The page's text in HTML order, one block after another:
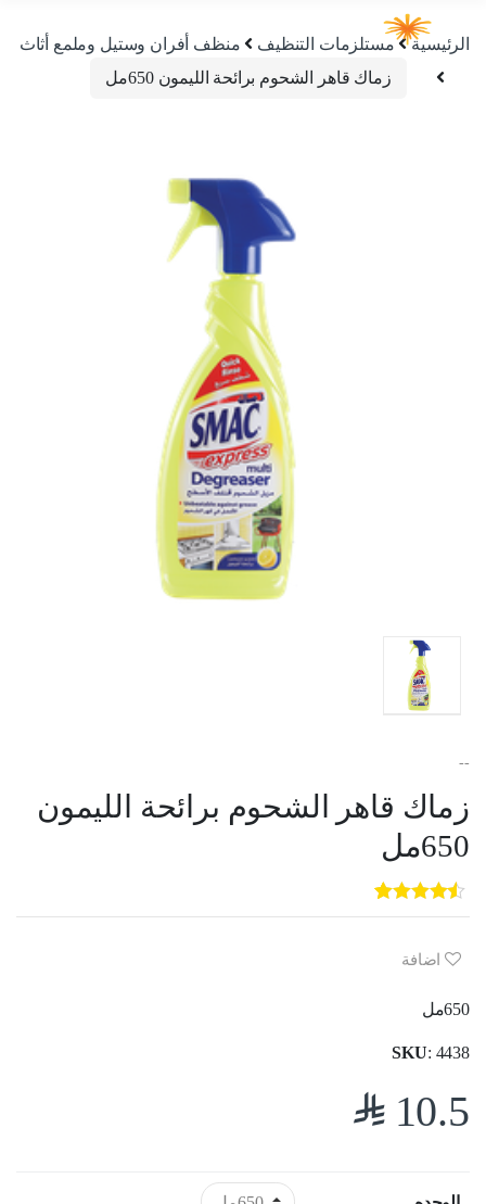
الرئيسية مستلزمات التنظيف
منظف أفران وستيل وملمع أثاث
زماك قاهر الشحوم برائحة الليمون 650مل
--
زماك قاهر الشحوم برائحة الليمون
650مل
5
out of
5
3
customer
ratings
اضافة
650مل
SKU: 4438
10.5
$